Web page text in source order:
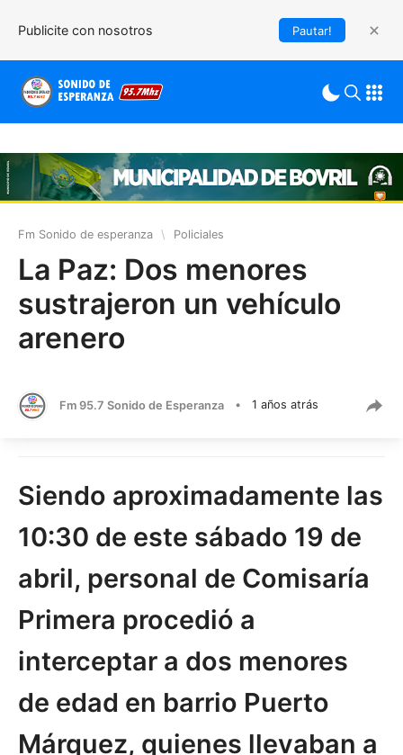
Publicite con nosotros Pautar!
Fm Sonido de esperanza \ Policiales
La Paz: Dos menores
sustrajeron un vehículo
arenero
Fm 95.7 Sonido de Esperanza • 1 años atrás
Siendo aproximadamente las
10:30 de este sábado 19 de
abril, personal de Comisaría
Primera procedió a
interceptar a dos menores
de edad en barrio Puerto
Márquez, quienes llevaban a